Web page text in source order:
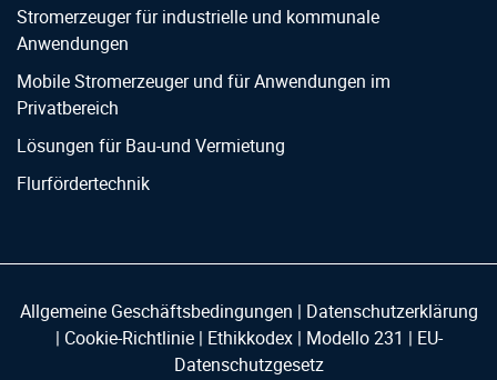
Stromerzeuger für industrielle und kommunale
Anwendungen
Mobile Stromerzeuger und für Anwendungen im
Privatbereich
Lösungen für Bau-und Vermietung
Flurfördertechnik
Allgemeine Geschäftsbedingungen | Datenschutzerklärung
| Cookie-Richtlinie| Ethikkodex| Modello 231 | EU-
Datenschutzgesetz